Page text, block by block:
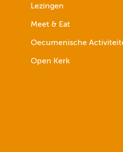
Lezingen
Meet & Eat
Oecumenische
Open Kerk